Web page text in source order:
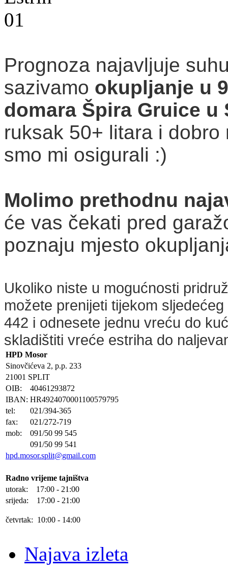
Prognoza najavljuje
sazivamo okupljanje u
domara Špira Gruice u
ruksak 50+ litara i
smo mi osigurali :)
Molimo prethodnu
će vas čekati pred
poznaju mjesto
Ukoliko niste u mogućnosti
možete prenijeti tijekom
442 i odnesete jednu vreću do
skladištiti vreće estriha do
HPD Mosor
Sinovčićeva 2, p.p. 233
21001 SPLIT
OIB:
40461293872
IBAN: HR4924070001100579795
tel:
021/394-365
fax:
021/272-719
mob:
091/50 99 545
091/50 99 541
hpd.mosor.split@gmail.com
Radno vrijeme tajništva
utorak: 17:00 - 21:00
srijeda: 17:00 - 21:00
četvrtak: 10:00 - 14:00
Najava izleta